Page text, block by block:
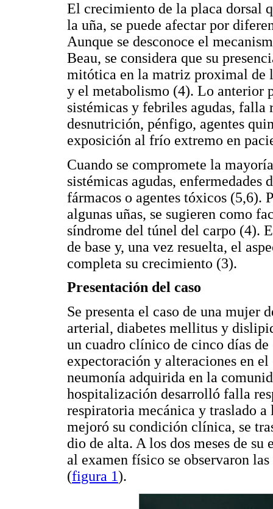
El crecimiento de la placa dorsal
la uña, se puede afectar por
Aunque se desconoce el
Beau, se considera que su
mitótica en la matriz proximal de
y el metabolismo (4). Lo anterior
sistémicas y febriles agudas, falla
desnutrición, pénfigo, agentes
exposición al frío extremo en
Cuando se compromete la
sistémicas agudas,
fármacos o agentes tóxicos (5,6).
algunas uñas, se sugieren como
síndrome del túnel del carpo (4).
de base y, una vez resuelta, el
completa su crecimiento (3).
Presentación del caso
Se presenta el caso de una mujer
arterial, diabetes mellitus y
un cuadro clínico de cinco días
expectoración y alteraciones en
neumonía adquirida en la
hospitalización desarrolló falla
respiratoria mecánica y traslado
mejoró su condición clínica, se
dio de alta. A los dos meses de su
al examen físico se observaron
(figura 1).